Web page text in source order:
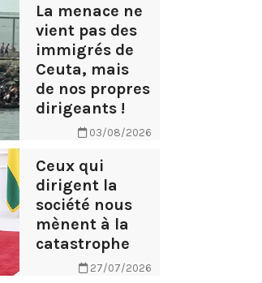
La menace ne
vient pas des
immigrés de
Ceuta, mais
de nos propres
dirigeants !
03/08/2026
Ceux qui
dirigent la
société nous
mènent à la
catastrophe
27/07/2026